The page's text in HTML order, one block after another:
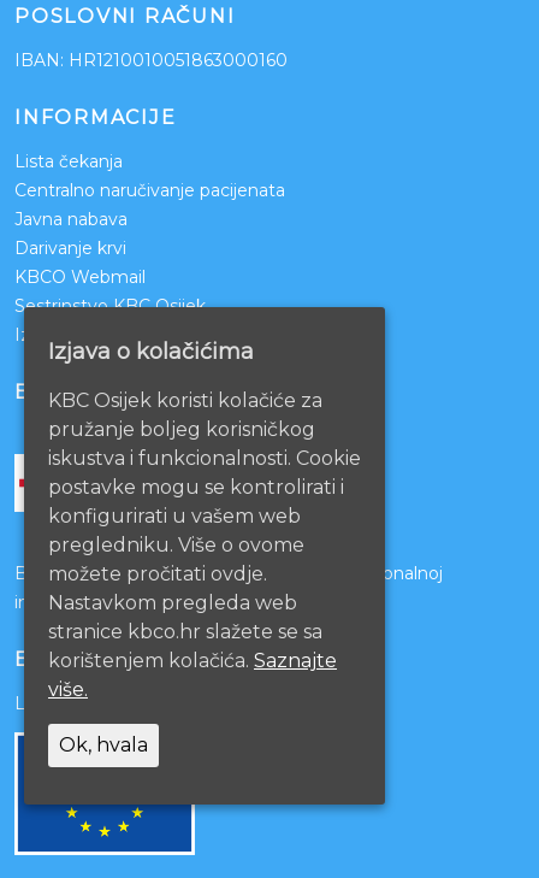
POSLOVNI RAČUNI
IBAN: HR1210010051863000160
INFORMACIJE
Lista čekanja
Centralno naručivanje pacijenata
Javna nabava
Darivanje krvi
KBCO Webmail
Sestrinstvo KBC Osijek
Izjava o pristupačnosti mrežnih stranica
BOLNICE PARTNERI
Bolnice s kojima je potpisan ugovor o funkcionalnoj
integraciji
EU PROJEKTI
Lista projekata
Izjava o kolačićima
KBC Osijek koristi kolačiće za
pružanje boljeg korisničkog
iskustva i funkcionalnosti. Cookie
postavke mogu se kontrolirati i
konfigurirati u vašem web
pregledniku. Više o ovome
možete pročitati ovdje.
Nastavkom pregleda web
stranice kbco.hr slažete se sa
korištenjem kolačića. Saznajte
više.
Ok, hvala